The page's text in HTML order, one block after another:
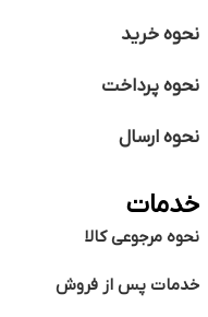
نحوه خرید
نحوه پرداخت
نحوه ارسال
خدمات
نحوه مرجوعی کالا
خدمات پس از فروش